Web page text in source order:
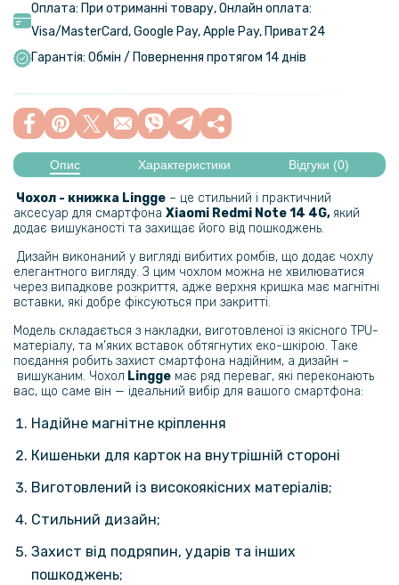
191 грн
239 грн
Захисне скло Privacy Full Screen для Xiaomi Redmi Note 14 4G / 5G,
159 грн
199 грн
Протиударна гідрогелева плівка Hydrogel Film для Xiaomi Redmi
Note 14 4g, Transparent
319 грн
399 грн
Протиударна гідрогелева плівка Privacy HD Glossy для Xiaomi
Redmi Note 14 4g, (Антишпигун, глянцева)
239 грн
299 грн
159 грн
Note 14 4g на задню панель, Transparent
239 грн
Оплата: При отриманні товару, Онлайн оплата:
Visa/MasterСard, Google Pay, Apple Pay, Приват24
Гарантія: Обмін / Повернення протягом 14 днів
Опис Характеристики Відгуки (0)
Чохол - книжка Lingge – це стильний і практичний
аксесуар для смартфона Xiaomi Redmi Note 14 4G​​, який
додає вишуканості та захищає його від пошкоджень.
Дизайн виконаний у вигляді вибитих ромбів, що додає чохлу
елегантного вигляду. З цим чохлом можна не хвилюватися
через випадкове розкриття, адже верхня кришка має магнітні
вставки, які добре фіксуються при закритті.
Модель складається з накладки, виготовленої із якісного TPU-
матеріалу, та м’яких вставок обтягнутих еко-шкірою. Таке
поєдання робить захист смартфона надійним, а дизайн –
вишуканим. Чохол Lingge має ряд переваг, які переконають
вас, що саме він — ідеальний вибір для вашого смартфона:
Надійне магнітне кріплення
Кишеньки для карток на внутрішній стороні
Виготовлений із високоякісних матеріалів;
Стильний дизайн;
Захист від подряпин, ударів та інших
пошкоджень;